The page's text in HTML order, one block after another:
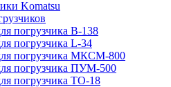
Komatsu
погрузчика B-138
погрузчика L-34
погрузчика МКСМ-800
погрузчика ПУМ-500
погрузчика ТО-18